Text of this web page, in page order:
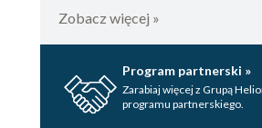
Zobacz więcej »
Program partnerski »
Zarabiaj więcej z Grupą
programu partnerskiego.